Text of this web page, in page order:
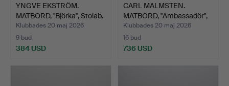
YNGVE EKSTRÖM.
MATBORD, "Björka", Stolab.
Klubbades 20 maj 2026
9 bud
384 USD
CARL MALMSTEN.
MATBORD, "Ambassadör",
Åfor…
Klubbades 20 maj 2026
16 bud
736 USD